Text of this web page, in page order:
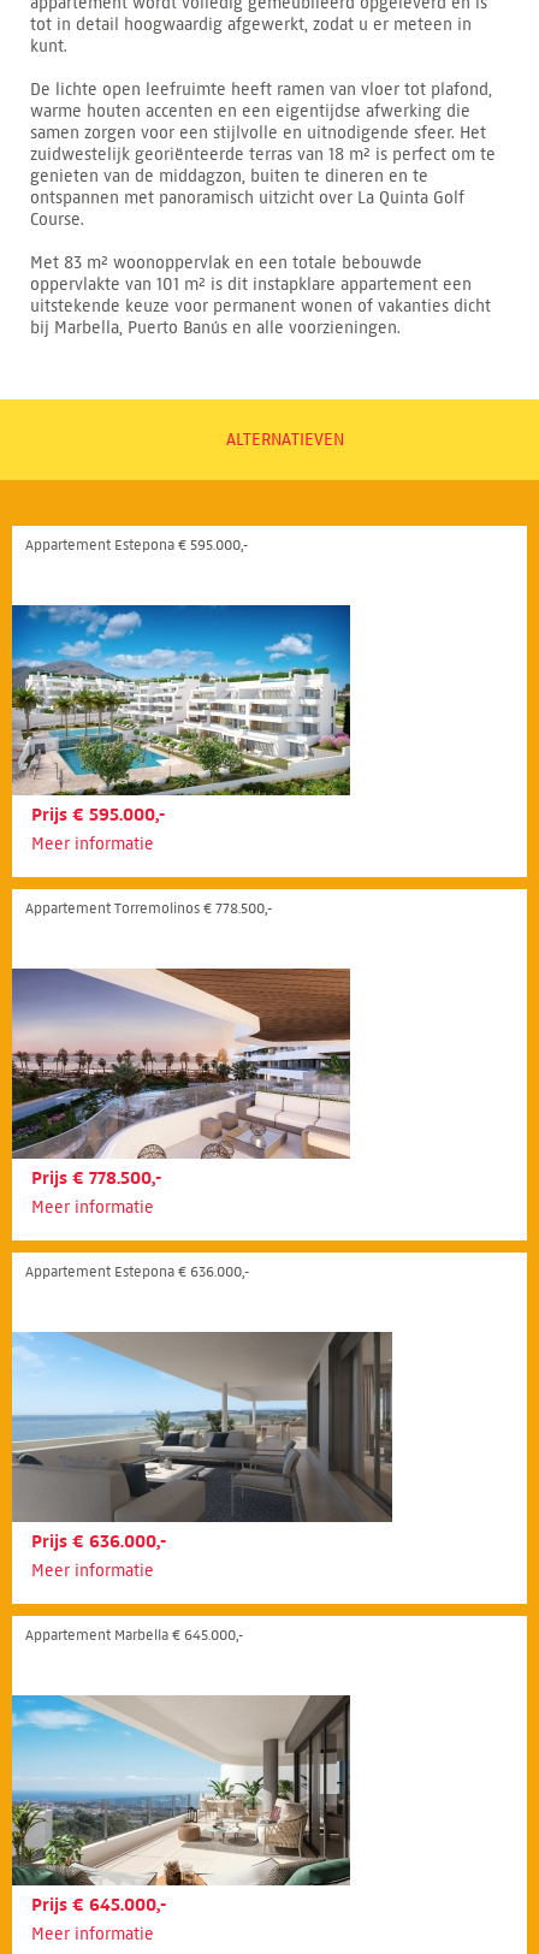
tot in detail hoogwaardig afgewerkt, zodat u er meteen in
kunt.
De lichte open leefruimte heeft ramen van vloer tot plafond,
warme houten accenten en een eigentijdse afwerking die
samen zorgen voor een stijlvolle en uitnodigende sfeer. Het
zuidwestelijk georiënteerde terras van 18 m² is perfect om te
genieten van de middagzon, buiten te dineren en te
ontspannen met panoramisch uitzicht over La Quinta Golf
Course.
Met 83 m² woonoppervlak en een totale bebouwde
oppervlakte van 101 m² is dit instapklare appartement een
uitstekende keuze voor permanent wonen of vakanties dicht
bij Marbella, Puerto Banús en alle voorzieningen.
ALTERNATIEVEN
Appartement Estepona € 595.000,-
Prijs € 595.000,-
Meer informatie
Appartement Torremolinos € 778.500,-
Prijs € 778.500,-
Meer informatie
Appartement Estepona € 636.000,-
Prijs € 636.000,-
Meer informatie
Appartement Marbella € 645.000,-
Prijs € 645.000,-
Meer informatie